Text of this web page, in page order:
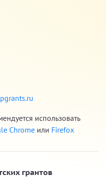
использовать
Chrome или Firefox
грантов